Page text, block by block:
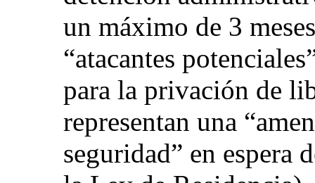
un máximo de 3
“atacantes
para la privación de
representan una
seguridad” en espera